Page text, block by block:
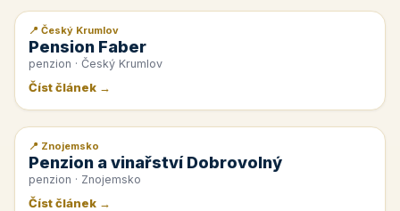
📰 PR článek
📍 Český Krumlov
Pension Faber
penzion · Český Krumlov
Číst článek →
📰 PR článek
📍 Znojemsko
Penzion a vinařství Dobrovolný
penzion · Znojemsko
Číst článek →